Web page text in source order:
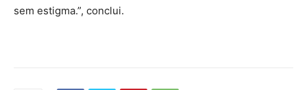
sem estigma.”, conclui.